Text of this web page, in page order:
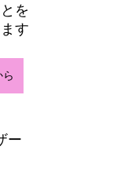
を
す
ー